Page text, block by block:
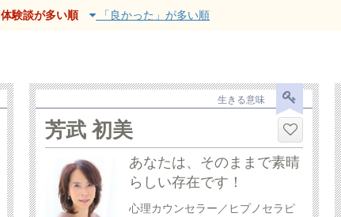
体験談が多い順 「良かった」が多い順
生きる意味
芳武 初美
あなたは、そのままで素晴
らしい存在です！
心理カウンセラー／ヒプノセラピ